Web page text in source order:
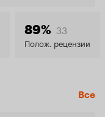
89% 33
Полож. рецензии
Все